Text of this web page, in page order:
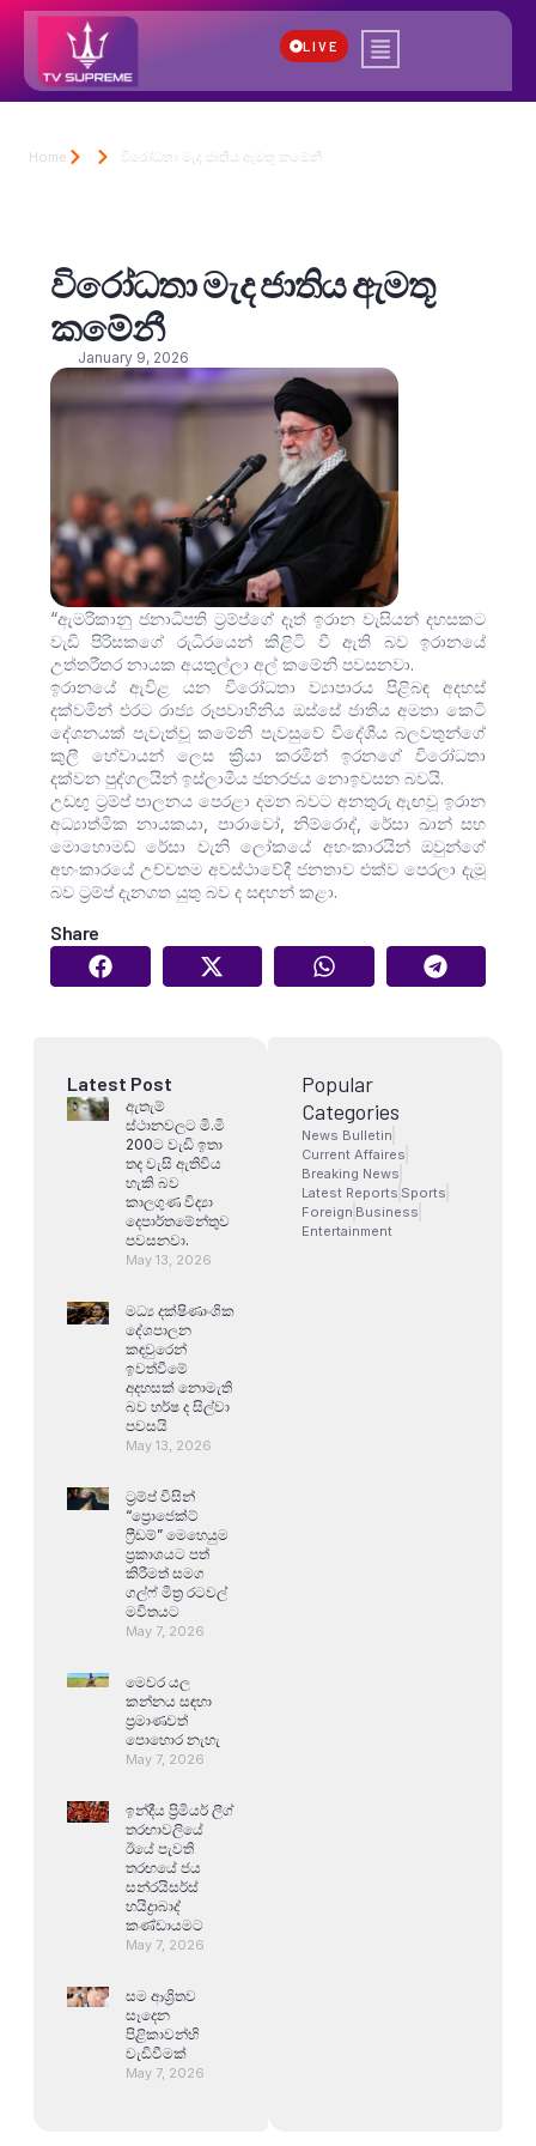
LIVE
Home විරෝධතා මැද ජාතිය ඇමතූ කමේනී
විරෝධතා මැද ජාතිය ඇමතූ
කමේනී
January 9, 2026
“ඇමරිකානු ජනාධිපති ට්‍රම්ප්ගේ දෑත් ඉරාන වැසියන් දහසකට
වැඩි පිරිසකගේ රුධිරයෙන් කිළිටි වී ඇති බව ඉරානයේ
උත්තරීතර නායක අයතුල්ලා අල් කමේනි පවසනවා.
ඉරානයේ ඇවිළ යන විරෝධතා ව්‍යාපාරය පිළිබඳ අදහස්
දක්වමින් එරට රාජ්‍ය රූපවාහිනිය ඔස්සේ ජාතිය අමතා කෙටි
දේශනයක් පැවැත්වූ කමේනි පැවසුවේ විදේශීය බලවතුන්ගේ
කුලී හේවායන් ලෙස ක්‍රියා කරමින් ඉරනගේ විරෝධතා
දක්වන පුද්ගලයින් ඉස්ලාමීය ජනරජය නොඉවසන බවයි.
උඩඟු ට්‍රම්ප් පාලනය පෙරළා දමන බවට අනතුරු ඇඟවූ ඉරාන
අධ්‍යාත්මික නායකයා, පාරාවෝ, නිම්රොද්, රේසා ඛාන් සහ
මොහොමඩ් රේසා වැනි ලෝකයේ අහංකාරයින් ඔවුන්ගේ
අහංකාරයේ උච්චතම අවස්ථාවේදී ජනතාව එක්ව පෙරලා දැමූ
බව ට්‍රම්ප් දැනගත යුතු බව ද සඳහන් කළා.
Share
Latest Post
ඇතැම්
ස්ථානවලට මි.මි
200ට වැඩි ඉතා
තද වැසි ඇතිවිය
හැකි බව
කාලගුණ විද්‍යා
දෙපාර්තමේන්තුව
පවසනවා.
May 13, 2026
මධ්‍ය දක්ෂිණාංශික
දේශපාලන
කඳවුරෙන්
ඉවත්වීමේ
අදහසක් නොමැති
බව හර්ෂ ද සිල්වා
පවසයි
May 13, 2026
ට්‍රම්ප් විසින්
“ප්‍රොජෙක්ට්
ෆ්‍රීඩම්” මෙහෙයුම
ප්‍රකාශයට පත්
කිරීමත් සමග
ගල්ෆ් මිත්‍ර රටවල්
මවිතයට
May 7, 2026
මෙවර යල
කන්නය සඳහා
ප්‍රමාණවත්
පොහොර නැහැ
May 7, 2026
ඉන්දීය ප්‍රිමියර් ලීග්
තරඟාවලියේ
ඊයේ පැවති
තරඟයේ ජය
සන්රයිසර්ස්
හයිද්‍රාබාද්
කණ්ඩායමට
May 7, 2026
සම ආශ්‍රිතව
සෑදෙන
පිළිකාවන්හි
වැඩිවීමක්
May 7, 2026
Popular
Categories
News Bulletin
Current Affaires
Breaking News
Latest Reports Sports
Foreign Business
Entertainment